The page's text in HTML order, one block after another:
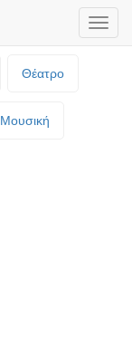
Θέατρο
Μουσική